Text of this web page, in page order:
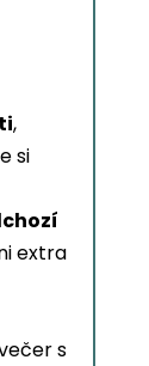
,
si
extra
s